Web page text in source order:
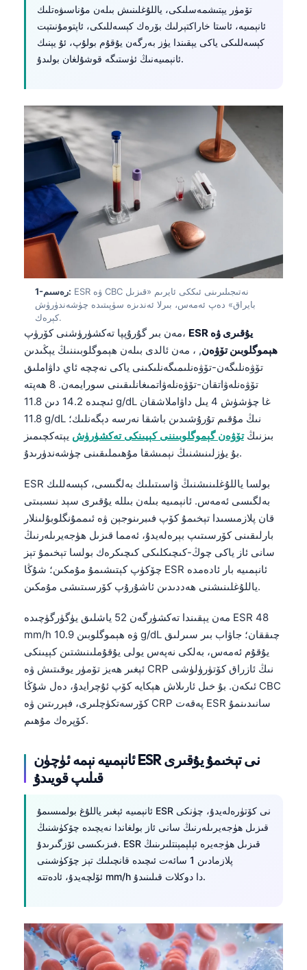
تۆمۈر يېتىشمەسلىكى، ياللۇغلىنىش بىلەن مۇناسىۋەتلىك
ئانېمىيە، ئاستا خاراكتېرلىك بۆرەك كېسەللىكى، ئاپتومۇنىتېت
كېسەللىكى ياكى يېقىندا يۈز بەرگەن يۇقۇم بولۇپ، ئۇ يېنىك
ئانېمىيەنىڭ ئۈستىگە قوشۇلغان بولىدۇ.
1-رەسىم: ESR ۋە CBC نەتىجىلىرىنى ئىككى ئايرىم «قىزىل
بايراق» دەپ ئەمەس، بىرلا ئەندىزە سۈپىتىدە چۈشەندۈرۈش
كېرەك.
مەن بىر گۇرۇپپا تەكشۈرۈشنى كۆرۈپ، ESR يۇقىرى ۋە
ھېموگلوبىن تۆۋەن, ، مەن ئالدى بىلەن ھېموگلوبىننىڭ يېڭىدىن
تۆۋەنلىگەن-تۆۋەنلىمىگەنلىكىنى ياكى نەچچە ئاي داۋاملىق
تۆۋەنلەۋاتقان-تۆۋەنلەۋاتمىغانلىقىنى سورايمەن. 8 ھەپتە
ئىچىدە 14.2 دىن 11.8 g/dL غا چۈشۈش 4 يىل داۋاملاشقان
11.8 g/dL نىڭ مۇقىم تۇرۇشىدىن باشقا نەرسە دېگەنلىك؛
بىزنىڭتۆۋەن گېموگلوبىننى كېيىنكى تەكشۈرۈش يېتەكچىمىز
بۇ يۈزلىنىشنىڭ نېمىشقا مۇھىملىقىنى چۈشەندۈرىدۇ.
ESR بولسا ياللۇغلىنىشنىڭ ۋاسىتىلىك بەلگىسى، كېسەللىك
بەلگىسى ئەمەس. ئانېمىيە بىلەن بىللە يۇقىرى سېد نىسبىتى
قان پلازمىسىدا تېخىمۇ كۆپ فىبرىنوجېن ۋە ئىممۇنگلوبۇلىنلار
بارلىقىنى كۆرسىتىپ بېرەلەيدۇ، ئەمما قىزىل ھۈجەيرىلەرنىڭ
سانى ئاز ياكى چوڭ-كىچىكلىكى كىچىكرەك بولسا تېخىمۇ تېز
چۆكۈپ كېتىشىمۇ مۇمكىن؛ شۇڭا ESR ئانېمىيە بار ئادەمدە
ياللۇغلىنىشنى ھەددىدىن ئاشۇرۇپ كۆرسىتىشى مۇمكىن.
مەن يېقىندا تەكشۈرگەن 52 ياشلىق يۈگۈرگۈچىدە ESR 48
mm/h ۋە ھېموگلوبىن 10.9 g/dL چىققان؛ جاۋاب بىر سىرلىق
يۇقۇم ئەمەس، بەلكى نەپەس يولى يۇقۇملىنىشتىن كېيىنكى
ئېغىر ھەيز تۆمۈر يوقىتىش ۋە CRP نىڭ ئازراق كۆتۈرۈلۈشى
ئىكەن. بۇ خىل ئارىلاش ھېكايە كۆپ ئۇچرايدۇ، دەل شۇڭا CBC
كۆرسەتكۈچلىرى، فېررىتىن ۋە CRP پەقەت ESR سانىدىنمۇ
كۆپرەك مۇھىم.
ئانېمىيە نېمە ئۈچۈن ESR نى تېخىمۇ يۇقىرى
قىلىپ قويىدۇ
ئانېمىيە ئېغىر ياللۇغ بولمىسىمۇ ESR نى كۆتۈرەلەيدۇ، چۈنكى
قىزىل ھۈجەيرىلەرنىڭ سانى ئاز بولغاندا نەيچىدە چۆكۈشنىڭ
فىزىكىسى ئۆزگىرىدۇ. ESR قىزىل ھۈجەيرە ئېلېمېنتلىرىنىڭ
پلازمادىن 1 سائەت ئىچىدە قانچىلىك تېز چۆكۈشىنى
ئۆلچەيدۇ، ئادەتتە mm/h دا دوكلات قىلىنىدۇ.